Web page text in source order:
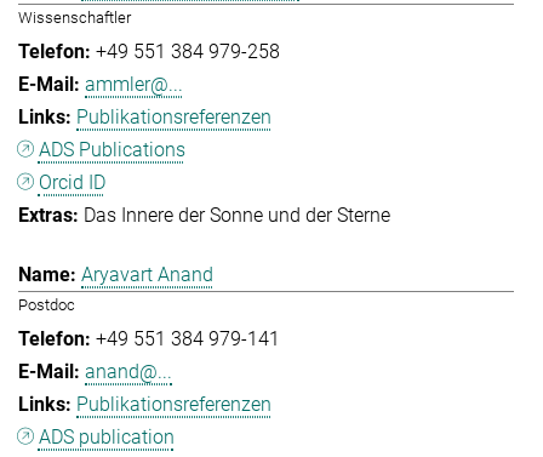
Wissenschaftler
+49 551 384 979-258
ammler@...
Publikationsreferenzen
ADS Publications
Orcid ID
Das Innere der Sonne und der Sterne
Aryavart Anand
Postdoc
+49 551 384 979-141
anand@...
Publikationsreferenzen
ADS publication